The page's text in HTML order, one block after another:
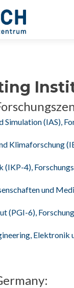
(IAS),
Klimaforschung
4),
und
(PGI-6),
Elektronik